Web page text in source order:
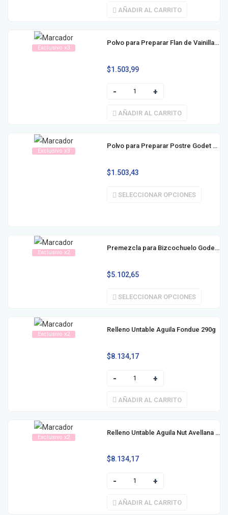
AÑADIR AL CARRITO
Exclusivo x3
Polvo para Preparar Flan de Vainilla Royal 60g
$1.503,99
AÑADIR AL CARRITO
Exclusivo x3
Polvo para Preparar Postre Godet 60g
$1.503,43
SELECCIONAR OPCIONES
Exclusivo x2
Premezcla para Bizcochuelo Godet 480g / 500g
$5.102,65
SELECCIONAR OPCIONES
Exclusivo x2
Relleno Untable Aguila Fondue 290g
$8.134,17
AÑADIR AL CARRITO
Exclusivo x2
Relleno Untable Aguila Nut Avellana 290g
$8.134,17
AÑADIR AL CARRITO